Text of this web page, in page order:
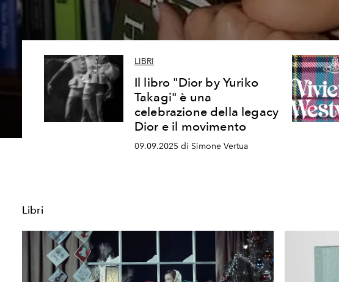
LIBRI
Il libro "Dior by Yuriko
Takagi" è una
celebrazione della legacy
Dior e il movimento
09.09.2025 di Simone Vertua
Libri